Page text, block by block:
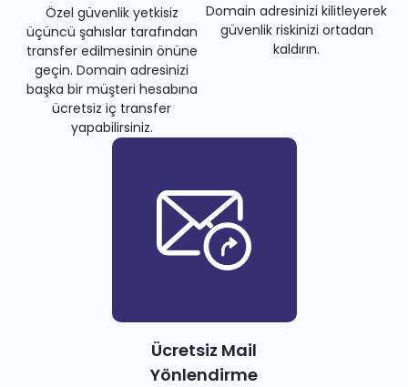
Özel güvenlik yetkisiz
üçüncü şahıslar tarafından
transfer edilmesinin önüne
geçin. Domain adresinizi
başka bir müşteri hesabına
ücretsiz iç transfer
yapabilirsiniz.
Domain adresinizi kilitleyerek
güvenlik riskinizi ortadan
kaldırın.
Ücretsiz Mail
Yönlendirme